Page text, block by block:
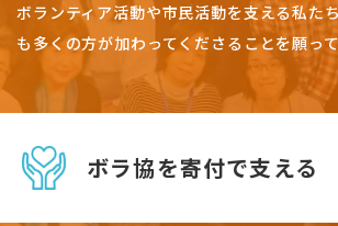
ボランティア活動や市民活動を支える私た
も多くの方が加わってくださることを願っ
ボラ協を寄付で支える